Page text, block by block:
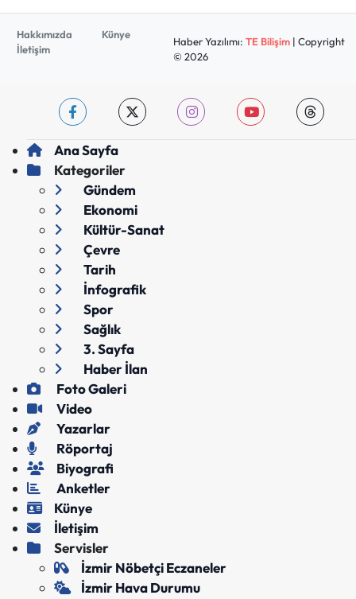
Hakkımızda
Künye
İletişim
Haber Yazılımı: TE Bilişim| Copyright
© 2026
Ana Sayfa
Kategoriler
Gündem
Ekonomi
Kültür-Sanat
Çevre
Tarih
İnfografik
Spor
Sağlık
3. Sayfa
Haber İlan
Foto Galeri
Video
Yazarlar
Röportaj
Biyografi
Anketler
Künye
İletişim
Servisler
İzmir Nöbetçi Eczaneler
İzmir Hava Durumu